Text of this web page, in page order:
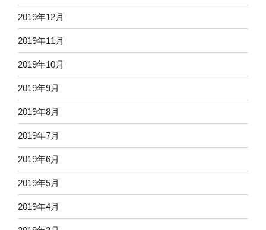
2019年12月
2019年11月
2019年10月
2019年9月
2019年8月
2019年7月
2019年6月
2019年5月
2019年4月